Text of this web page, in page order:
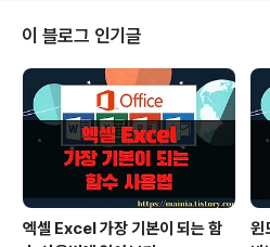
째 인수인 스크롤 값에 따라 어떻게 커서가 위치
아보도록 하겠습니다. l Reference : 커서가
를 지정한다. l Scroll : True 이면 스크롤이 되
가 상단에 위치한다. Fasle 이면 스크롤 되지
위치에 커서가 있게 된다. ..
이 블로그 인기글
엑셀 Excel 가장 기본이 되는 함
윈